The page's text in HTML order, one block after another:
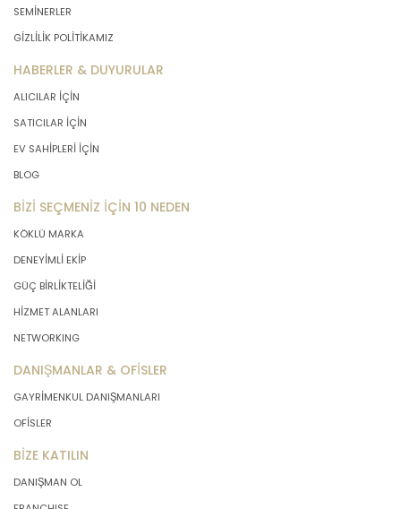
SEMİNERLER
GİZLİLİK POLİTİKAMIZ
HABERLER & DUYURULAR
ALICILAR İÇİN
SATICILAR İÇİN
EV SAHİPLERİ İÇİN
BLOG
BİZİ SEÇMENİZ İÇİN 10 NEDEN
KÖKLÜ MARKA
DENEYİMLİ EKİP
GÜÇ BİRLİKTELİĞİ
HİZMET ALANLARI
NETWORKING
DANIŞMANLAR & OFİSLER
GAYRİMENKUL DANIŞMANLARI
OFİSLER
BİZE KATILIN
DANIŞMAN OL